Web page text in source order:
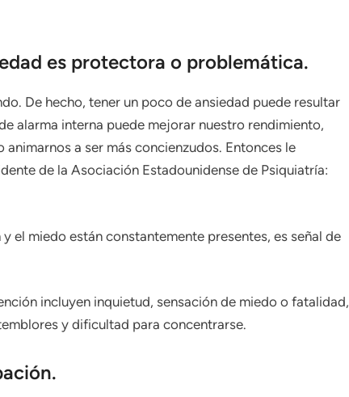
es protectora o problemática.
De hecho, tener un poco de ansiedad puede resultar
alarma interna puede mejorar nuestro rendimiento,
a ser más concienzudos. Entonces le
de la Asociación Estadounidense de Psiquiatría:
el miedo están constantemente presentes, es señal de
incluyen inquietud, sensación de miedo o fatalidad,
y dificultad para concentrarse.